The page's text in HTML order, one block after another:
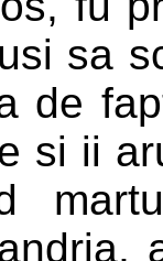
sa
de
si ii